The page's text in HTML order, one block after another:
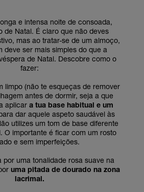
e intensa noite de consoada,
de Natal. É claro que não deves
mas ao tratar-se de um almoço,
deve ser mais simples do que a
de Natal. Descobre como o
fazer:
limpo (não te esqueças de remover
antes de dormir, seja a que
aplicar a tua base habitual e um
dar aquele aspeto saudável às
utilizes um tom de base diferente
O importante é ficar com um rosto
e sem imperfeições.
por uma tonalidade rosa suave na
uma pitada de dourado na zona
lacrimal.